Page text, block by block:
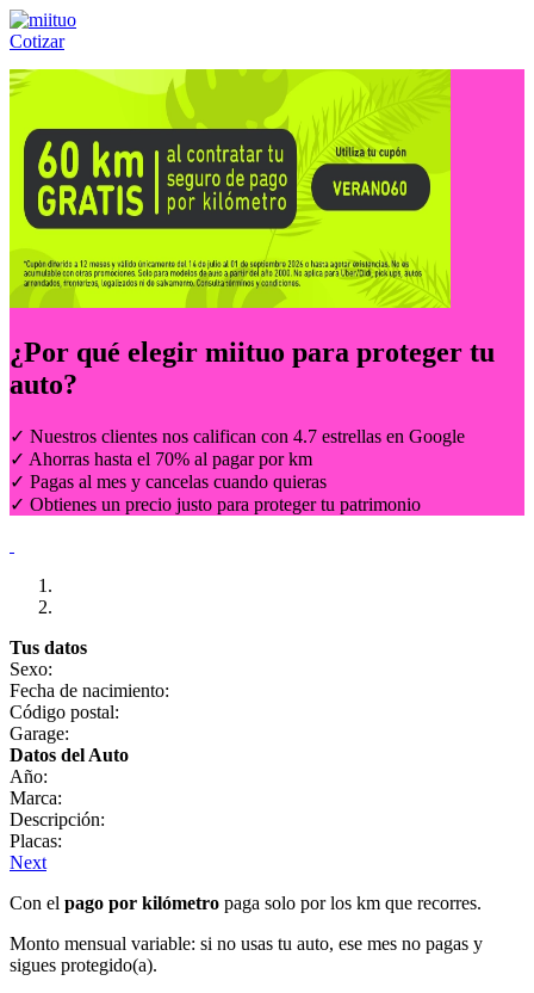
Cotizar
Llámanos al:(55) 84-21-05-00 ó
¿Por qué elegir miituo para proteger tu
auto?
✓ Nuestros clientes nos califican con 4.7 estrellas en Google
✓ Ahorras hasta el 70% al pagar por km
✓ Pagas al mes y cancelas cuando quieras
✓ Obtienes un precio justo para proteger tu patrimonio
Tus datos
Sexo:
Fecha de nacimiento:
Código postal:
Garage:
Datos del Auto
Año:
Marca:
Descripción:
Placas:
Next
Con el pago por kilómetro paga solo por los km que recorres.
Monto mensual variable: si no usas tu auto, ese mes no pagas y
sigues protegido(a).